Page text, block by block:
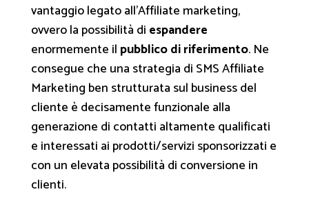
vantaggio legato all’Affiliate marketing,
ovvero la possibilità di espandere
enormemente il pubblico di riferimento. Ne
consegue che una strategia di SMS Affiliate
Marketing ben strutturata sul business del
cliente è decisamente funzionale alla
generazione di contatti altamente qualificati
e interessati ai prodotti/servizi sponsorizzati e
con un elevata possibilità di conversione in
clienti.